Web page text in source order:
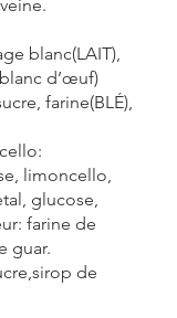
blanc(LAIT),
d’œuf)
farine(BLÉ),
limoncello,
glucose,
farine de
guar.
de